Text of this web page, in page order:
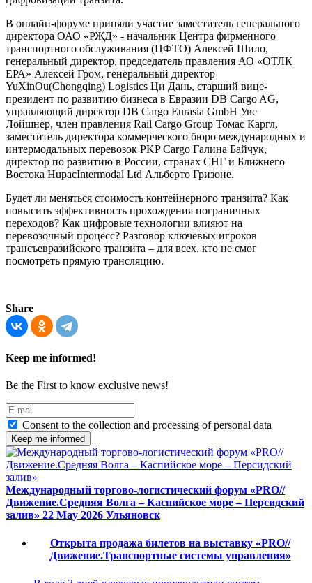
В онлайн-форуме приняли участие заместитель генерального
директора ОАО «РЖД» - начальник Центра фирменного
транспортного обслуживания (ЦФТО) Алексей Шило,
генеральный директор, председатель правления АО «ОТЛК
ЕРА» Алексей Гром, генеральный директор
YuXinOu(Chongqing) Logistics Ци Дань, старший вице-
президент по развитию бизнеса в Евразии DB Cargo AG,
управляющий директор DB Cargo Eurasia GmbH Уве
Лойшнер, член правления Rail Cargo Group Томас Каргл,
заместитель директора коммерческого бюро международных и
интермодальных перевозок PKP Cargo Галина Байчук,
директор по развитию в России, странах СНГ и Ближнего
Востока HupacIntermodal Ltd Альберто Гризоне.
Будет ли меняться стоимость контейнерного транзита? Как
повысить эффективность прохождения пограничных
переходов? Как цифровые технологии влияют на
перевозочный процесс? Разговор ключевых игроков
трансъевразийского транзита – для всех, кто не смог
посмотреть прямую трансляцию.
Share
Keep me informed!
Be the First to know exclusive news!
Consent to the collection and processing of personal data
Keep me informed
Международный торгово-логистический форум «PRO//
Движение.Средняя Волга – Каспийское море – Персидский
залив» 22 May 2026 Ульяновск
Открыта продажа билетов на выставку «PRO//
Движение.Транспортные системы управления»